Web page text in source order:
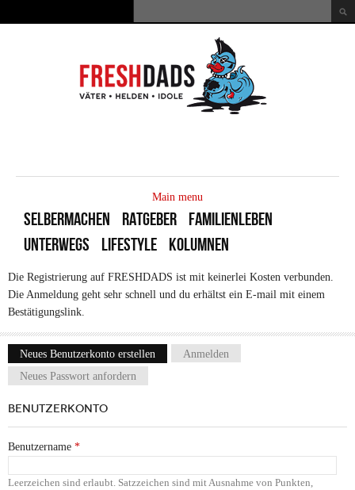
Suchformular
Main menu
SELBERMACHEN RATGEBER
FAMILIENLEBEN
UNTERWEGS
LIFESTYLE KOLUMNEN
Die Registrierung auf FRESHDADS ist mit keinerlei Kosten verbunden.
Die Anmeldung geht sehr schnell und du erhältst ein E-mail mit einem
Bestätigungslink.
Haupt-Reiter
Neues Benutzerkonto erstellen (aktiver Reiter)
Anmelden
Neues Passwort anfordern
BENUTZERKONTO
Benutzername *
Leerzeichen sind erlaubt. Satzzeichen sind mit Ausnahme von Punkten,